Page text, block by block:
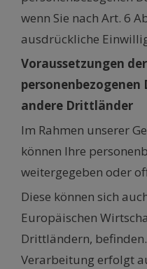
wenn Sie nach Art. 6
ausdrückliche
Voraussetzungen
personenbezogenen
andere Drittländer
Im Rahmen unserer
können Ihre
weitergegeben oder
Diese können sich
Europäischen
Drittländern,
Verarbeitung erfolgt